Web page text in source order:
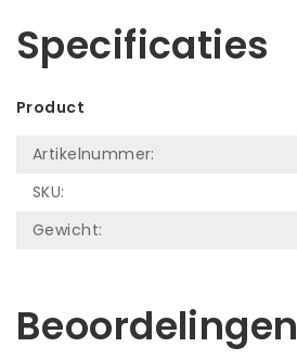
Specificaties
Product
Artikelnummer:
SKU:
Gewicht:
Beoordelingen